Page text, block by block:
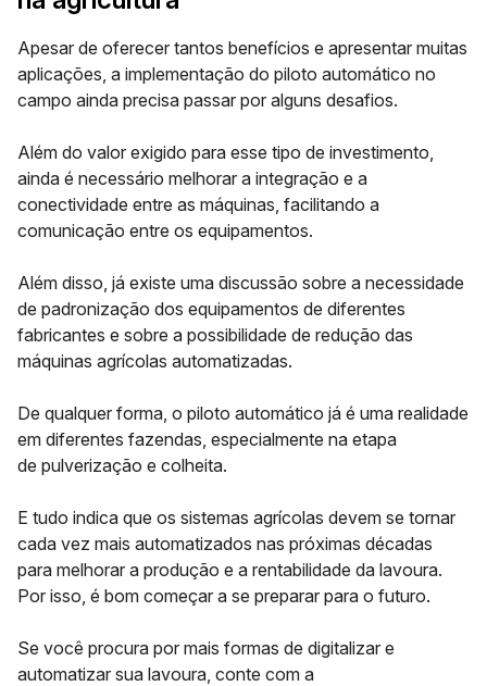
Apesar de oferecer tantos benefícios e apresentar muitas
aplicações, a implementação do piloto automático no
campo ainda precisa passar por alguns desafios.
Além do valor exigido para esse tipo de investimento,
ainda é necessário melhorar a integração e a
conectividade entre as máquinas, facilitando a
comunicação entre os equipamentos.
Além disso, já existe uma discussão sobre a necessidade
de padronização dos equipamentos de diferentes
fabricantes e sobre a possibilidade de redução das
máquinas agrícolas automatizadas.
De qualquer forma, o piloto automático já é uma realidade
em diferentes fazendas, especialmente na etapa
de pulverização e colheita.
E tudo indica que os sistemas agrícolas devem se tornar
cada vez mais automatizados nas próximas décadas
para melhorar a produção e a rentabilidade da lavoura.
Por isso, é bom começar a se preparar para o futuro.
Se você procura por mais formas de digitalizar e
automatizar sua lavoura, conte com a